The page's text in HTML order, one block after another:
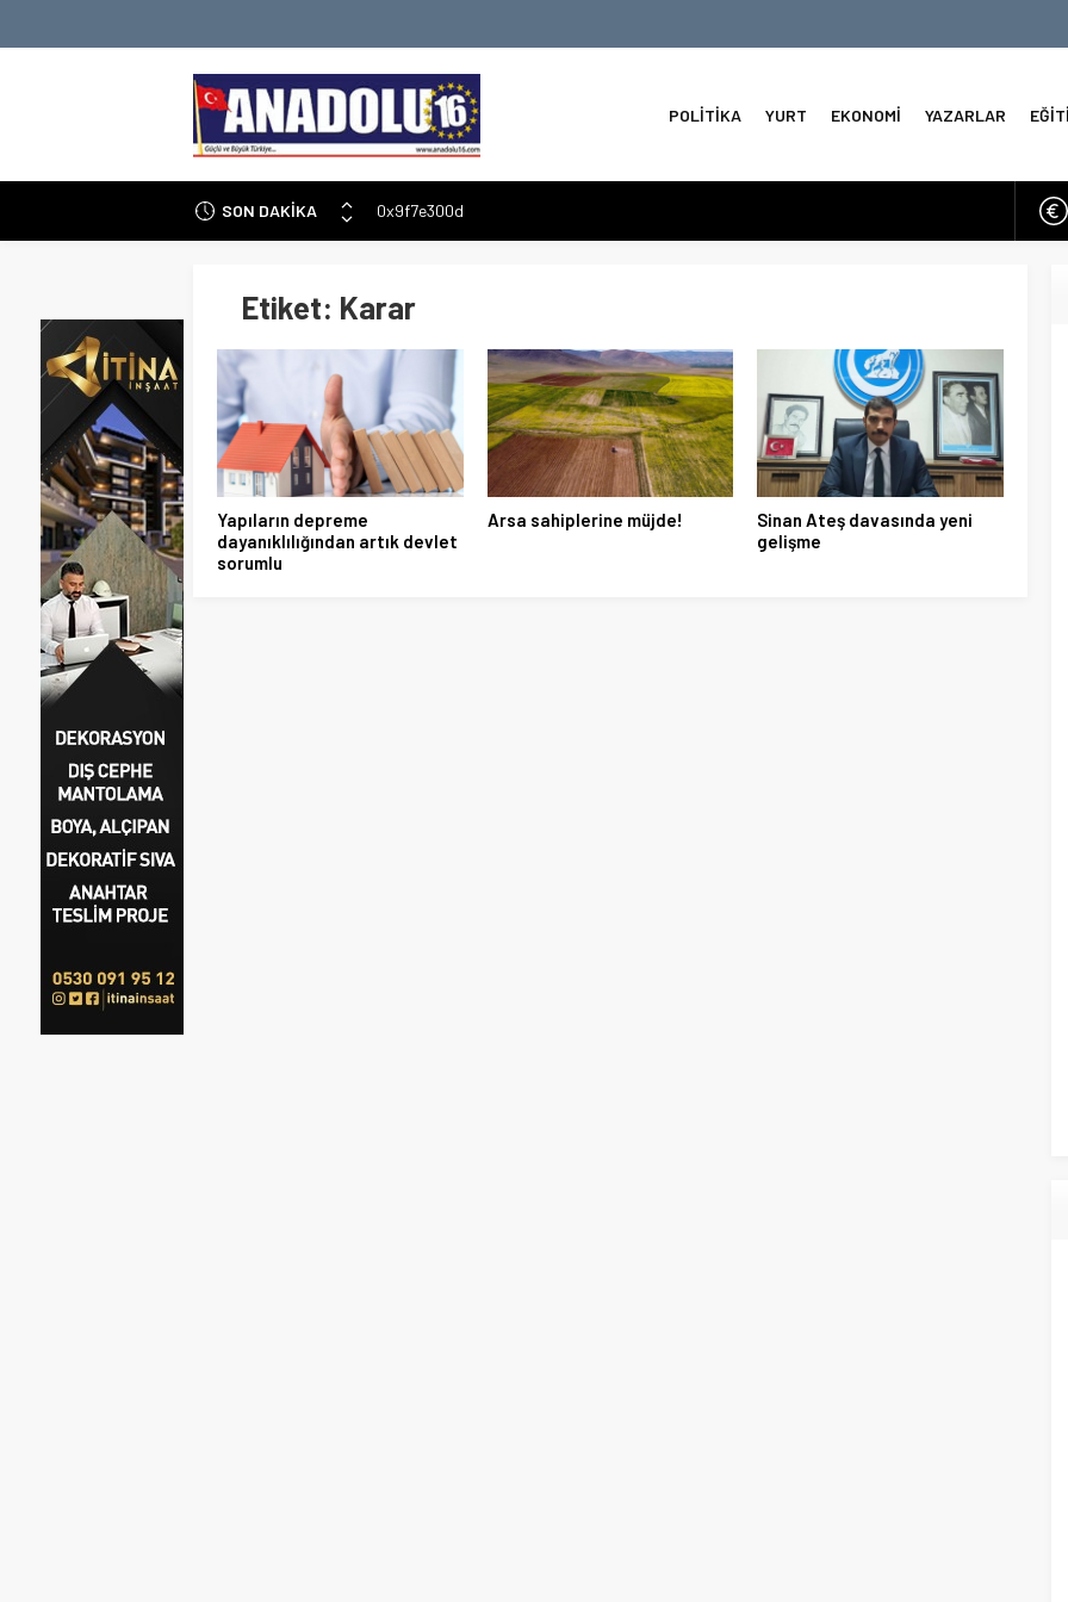
POLİTİKA YURT EKONOMİ YAZARLAR
SON DAKİKA
0x9f7e300d
Şam Havalimanı’nda Operasyonlar 12 Saat Durduruldu
İran-İsrail Gerginliği: Kuzeyde Sirenler ve Füze İddiaları
Malatya Battalgazi’de 3.6 Deprem
Altında Düşüş: Dolar ve Tahviller Baskı Yapıyor
Gençler ve Yapay Zeka
Yeni Gemini 3.5 Flash ve Omni Duyuruları
Etiket: Karar
Yapıların depreme
dayanıklılığından artık devlet
sorumlu
Arsa sahiplerine müjde!
Sinan Ateş davasında yeni
gelişme